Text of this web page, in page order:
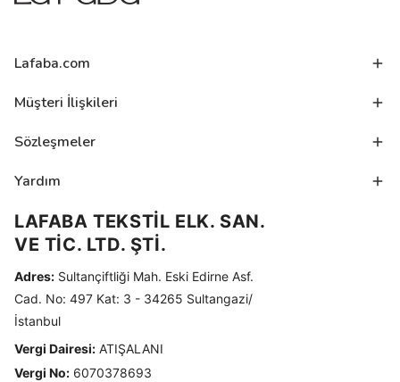
Lafaba.com
Müşteri İlişkileri
Sözleşmeler
Yardım
LAFABA TEKSTİL ELK. SAN.
VE TİC. LTD. ŞTİ.
Adres: Sultançiftliği Mah. Eski Edirne Asf.
Cad. No: 497 Kat: 3 - 34265 Sultangazi/
İstanbul
Vergi Dairesi: ATIŞALANI
Vergi No: 6070378693